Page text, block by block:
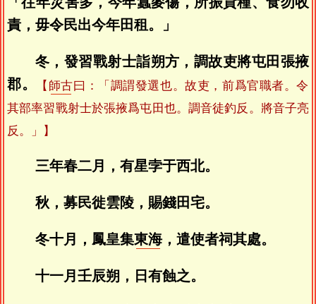
責，毋令民出今年田租。」
冬，發習戰射士詣朔方，調故吏將屯田張掖
郡。
【 師古曰：「調謂發選也。故吏，前爲官職者。令
其部率習戰射士於張掖爲屯田也。調音徒釣反。將音子亮
反。」】
三年春二月，有星孛于西北。
秋，募民徙雲陵，賜錢田宅。
冬十月，鳳皇集東海，遣使者祠其處。
十一月壬辰朔，日有蝕之。